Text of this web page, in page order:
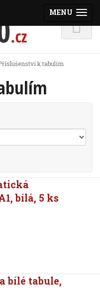
k tabulím
bílá, 5 ks
bílé tabule,
MENU